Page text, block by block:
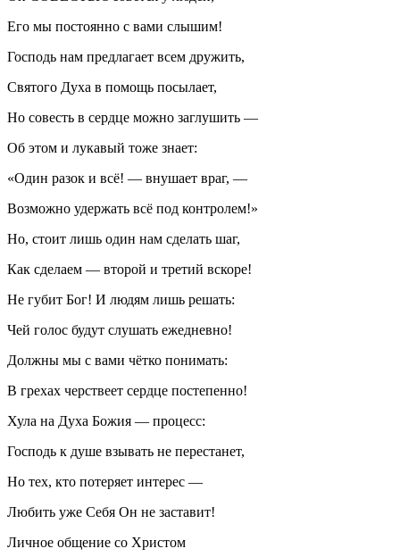
Его мы постоянно с вами слышим!
Господь нам предлагает всем дружить,
Святого Духа в помощь посылает,
Но совесть в сердце можно заглушить —
Об этом и лукавый тоже знает:
«Один разок и всё! — внушает враг, —
Возможно удержать всё под контролем!»
Но, стоит лишь один нам сделать шаг,
Как сделаем — второй и третий вскоре!
Не губит Бог! И людям лишь решать:
Чей голос будут слушать ежедневно!
Должны мы с вами чётко понимать:
В грехах черствеет сердце постепенно!
Хула на Духа Божия — процесс:
Господь к душе взывать не перестанет,
Но тех, кто потеряет интерес —
Любить уже Себя Он не заставит!
Личное общение со Христом